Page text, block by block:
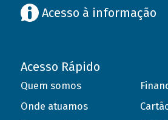
Acesso à informação
Acesso Rápido
Quem somos
Onde atuamos